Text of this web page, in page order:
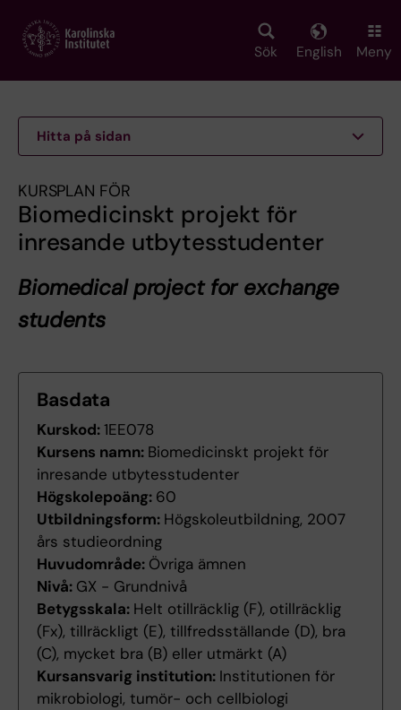
main
Sök English Meny
Hitta på sidan
KURSPLAN FÖR
Biomedicinskt projekt för
inresande utbytesstudenter
Biomedical project for exchange
students
Basdata
Kurskod:1EE078
Kursens namn: Biomedicinskt projekt för
inresande utbytesstudenter
Högskolepoäng: 60
Utbildningsform: Högskoleutbildning, 2007
års studieordning
Huvudområde: Övriga ämnen
Nivå: GX - Grundnivå
Betygsskala: Helt otillräcklig (F), otillräcklig
(Fx), tillräckligt (E), tillfredsställande (D), bra
(C), mycket bra (B) eller utmärkt (A)
Kursansvarig institution: Institutionen för
mikrobiologi, tumör- och cellbiologi